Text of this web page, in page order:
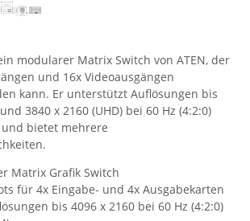
modularer Matrix Switch von ATEN, der
und 16x Videoausgängen
kann. Er unterstützt Auflösungen bis
3840 x 2160 (UHD) bei 60 Hz (4:2:0)
und bietet mehrere
Matrix Grafik Switch
für 4x Eingabe- und 4x Ausgabekarten
bis 4096 x 2160 bei 60 Hz (4:2:0)